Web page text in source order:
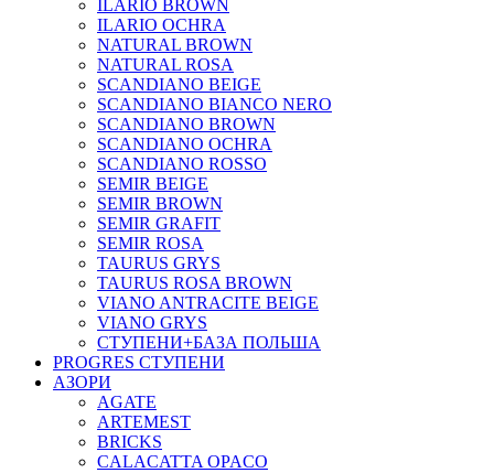
ILARIO BROWN
ILARIO OCHRA
NATURAL BROWN
NATURAL ROSA
SCANDIANO BEIGE
SCANDIANO BIANCO NERO
SCANDIANO BROWN
SCANDIANO OCHRA
SCANDIANO ROSSO
SEMIR BEIGE
SEMIR BROWN
SEMIR GRAFIT
SEMIR ROSA
TAURUS GRYS
TAURUS ROSA BROWN
VIANO ANTRACITE BEIGE
VIANO GRYS
СТУПЕНИ+БАЗА ПОЛЬША
PROGRES СТУПЕНИ
АЗОРИ
AGATE
ARTEMEST
BRICKS
CALACATTA OPACO